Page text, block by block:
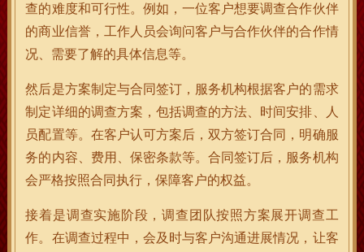
查的难度和可行性。例如，一位客户想要调查合作伙伴
的商业信誉，工作人员会询问客户与合作伙伴的合作情
况、需要了解的具体信息等。
然后是方案制定与合同签订，服务机构根据客户的需求
制定详细的调查方案，包括调查的方法、时间安排、人
员配置等。在客户认可方案后，双方签订合同，明确服
务的内容、费用、保密条款等。合同签订后，服务机构
会严格按照合同执行，保障客户的权益。
接着是调查实施阶段，调查团队按照方案展开调查工
作。在调查过程中，会及时与客户沟通进展情况，让客